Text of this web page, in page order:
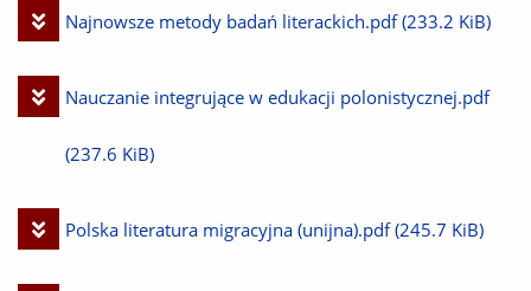
Pobierz
Najnowsze metody badań literackich.pdf (233.2 KiB)
Pobierz
plik
Nauczanie integrujące w edukacji polonistycznej.pdf
(237.6 KiB)
Pobierz
Polska literatura migracyjna (unijna).pdf (245.7 KiB)